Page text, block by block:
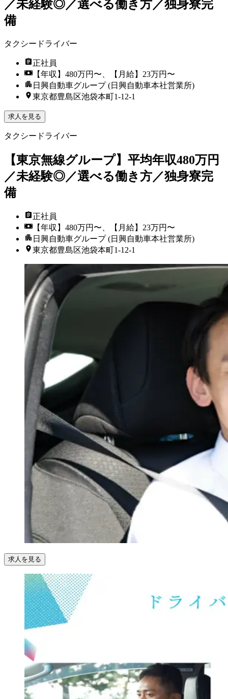
／未経験◎／選べる働き方／独身寮完
備
タクシードライバー
正社員
【年収】480万円〜、【月給】23万円〜
日興自動車グループ (日興自動車本社営業所)
東京都豊島区池袋本町1-12-1
求人を見る
タクシードライバー
【東京無線グループ】平均年収480万円
／未経験◎／選べる働き方／独身寮完
備
正社員
【年収】480万円〜、【月給】23万円〜
日興自動車グループ (日興自動車本社営業所)
東京都豊島区池袋本町1-12-1
求人を見る